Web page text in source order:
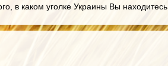
в каком уголке Украины Вы находитесь.